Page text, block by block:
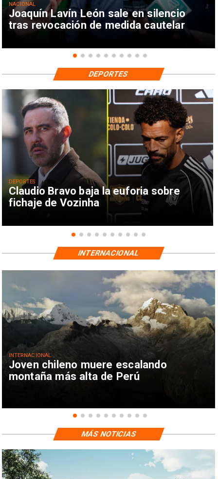
Joaquín Lavín León sale en silencio
tras revocación de medida cautelar
NACIONAL
Claudio Bravo baja la euforia sobre
fichaje de Vozinha
DEPORTES
DEPORTES
Joven chileno muere escalando
montaña más alta de Perú
INTERNACIONAL
INTERNACIONAL
MÁS NOTICIAS